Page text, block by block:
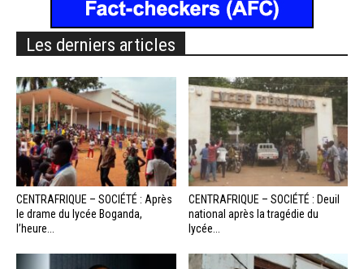
Les derniers articles
CENTRAFRIQUE – SOCIÉTÉ : Après
le drame du lycée Boganda,
l’heure...
CENTRAFRIQUE – SOCIÉTÉ : Deuil
national après la tragédie du
lycée...